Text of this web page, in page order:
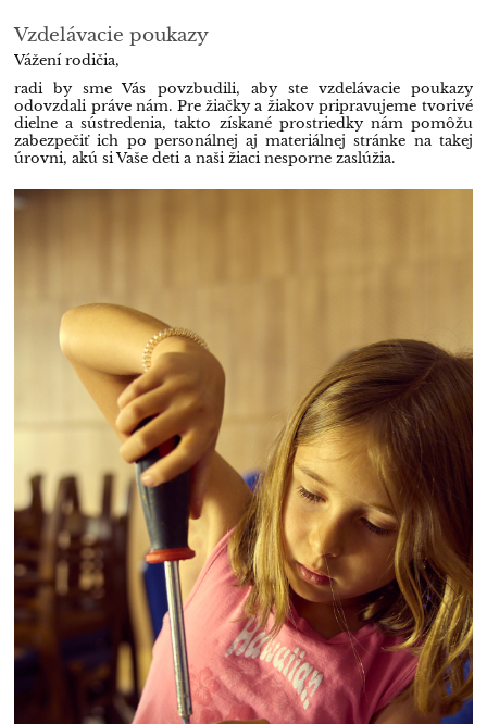
Vzdelávacie poukazy
Vážení rodičia,
radi by sme Vás povzbudili, aby ste vzdelávacie poukazy
odovzdali práve nám. Pre žiačky a žiakov pripravujeme tvorivé
dielne a sústredenia, takto získané prostriedky nám pomôžu
zabezpečiť ich po personálnej aj materiálnej stránke na takej
úrovni, akú si Vaše deti a naši žiaci nesporne zaslúžia.